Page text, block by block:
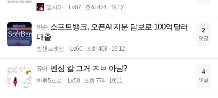
옆사마 Lv.87 조회 474 19:12
이슈 소프트뱅크, 오픈AI 지분 담보로 100억달러
대출
빈센트멧젠 Lv.60 조회 408 19:12
2
댓글
유머 펜싱 칼 그거 ㅈㅂ 아님?
하루5프로 Lv.50 조회 774 19:11
4
댓글